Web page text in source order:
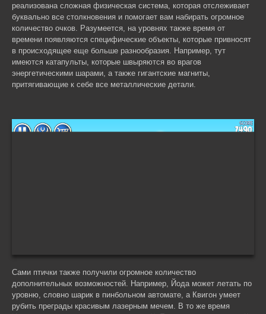
реализована сложная физическая система, которая отслеживает
буквально все столкновения и помогает вам набирать огромное
количество очков. Разумеется, на уровнях также время от
времени появляются специфические объекты, которые привносят
в происходящее еще больше разнообразия. Например, тут
имеются катапульты, которые швыряются во врагов
энергетическими шарами, а также гигантские магниты,
притягивающие к себе все металлические детали.
Сами птички также получили огромное количество
дополнительных возможностей. Например, Йода может летать по
уровню, словно шарик в пинбольном автомате, а Квигон умеет
рубить преграды красивым лазерным мечем. В то же время